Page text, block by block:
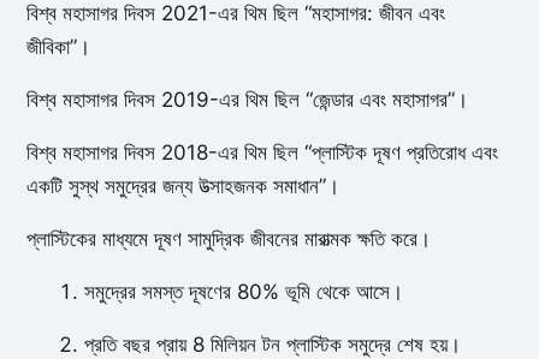
বিশ্ব মহাসাগর দিবস 2021-এর থিম ছিল “মহাসাগর: জীবন এবং
জীবিকা”।
বিশ্ব মহাসাগর দিবস 2019-এর থিম ছিল “জেন্ডার এবং মহাসাগর”।
বিশ্ব মহাসাগর দিবস 2018-এর থিম ছিল “প্লাস্টিক দূষণ প্রতিরোধ এবং
একটি সুস্থ সমুদ্রের জন্য উত্সাহজনক সমাধান”।
প্লাস্টিকের মাধ্যমে দূষণ সামুদ্রিক জীবনের মারাত্মক ক্ষতি করে।
সমুদ্রের সমস্ত দূষণের 80% ভূমি থেকে আসে।
প্রতি বছর প্রায় 8 মিলিয়ন টন প্লাস্টিক সমুদ্রে শেষ হয়।